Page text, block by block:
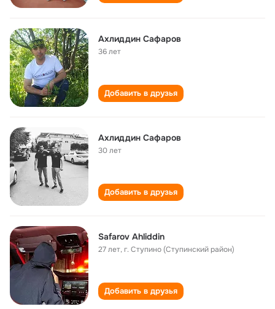
Ахлиддин Сафаров
36 лет
Добавить в друзья
Ахлиддин Сафаров
30 лет
Добавить в друзья
Safarov Ahliddin
27 лет,г. Ступино (Ступинский район)
Добавить в друзья